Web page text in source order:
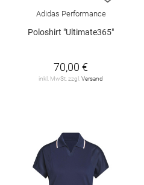
Adidas Performance
Poloshirt "Ultimate365"
70,00 €
inkl. MwSt. zzgl. Versand